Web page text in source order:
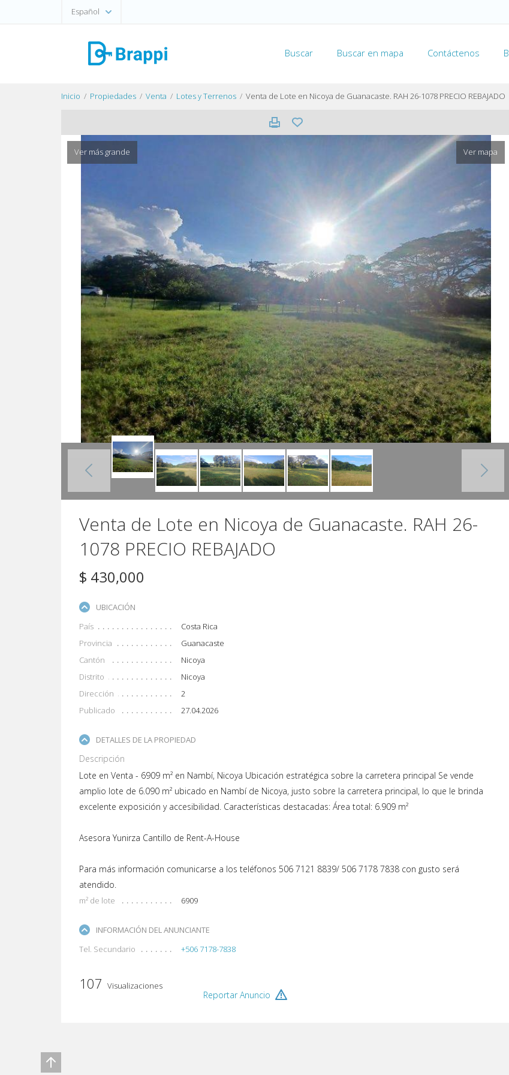
Español
Buscar Buscar en mapa Contáctenos
Inicio Propiedades Venta Lotes y Terrenos Venta de Lote en Nicoya de Guanacaste. RAH 26-1078 PRECIO REBAJADO
Ver más grande Ver mapa
Venta de Lote en Nicoya de Guanacaste. RAH 26-
1078 PRECIO REBAJADO
$ 430,000
UBICACIÓN
País
Costa Rica
Provincia
Guanacaste
Cantón
Nicoya
Distrito
Nicoya
Dirección
2
Publicado
27.04.2026
DETALLES DE LA PROPIEDAD
Descripción
Lote en Venta - 6909 m² en Nambí, Nicoya Ubicación estratégica sobre la carretera principal Se vende
amplio lote de 6.090 m² ubicado en Nambí de Nicoya, justo sobre la carretera principal, lo que le brinda
excelente exposición y accesibilidad. Características destacadas: Área total: 6.909 m²
Asesora Yunirza Cantillo de Rent-A-House
Para más información comunicarse a los teléfonos 506 7121 8839/ 506 7178 7838 con gusto será
atendido.
m² de lote 6909
INFORMACIÓN DEL ANUNCIANTE
Tel. Secundario
+506 7178-7838
Reportar Anuncio
107 Visualizaciones